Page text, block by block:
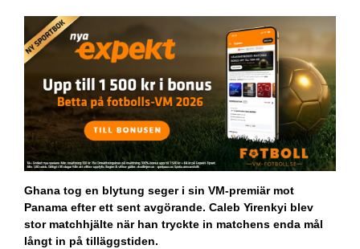
Ghana tog en blytung seger i sin VM-premiär mot
Panama efter ett sent avgörande. Caleb Yirenkyi blev
stor matchhjälte när han tryckte in matchens enda mål
långt in på tilläggstiden.